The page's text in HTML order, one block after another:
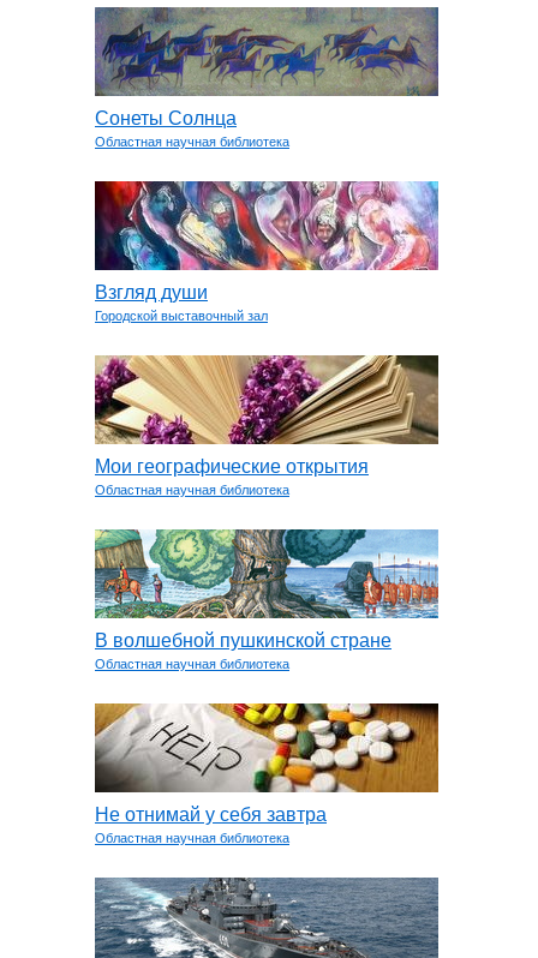
Сонеты Солнца
Областная научная библиотека
Взгляд души
Городской выставочный зал
Мои географические открытия
Областная научная библиотека
В волшебной пушкинской стране
Областная научная библиотека
Не отнимай у себя завтра
Областная научная библиотека